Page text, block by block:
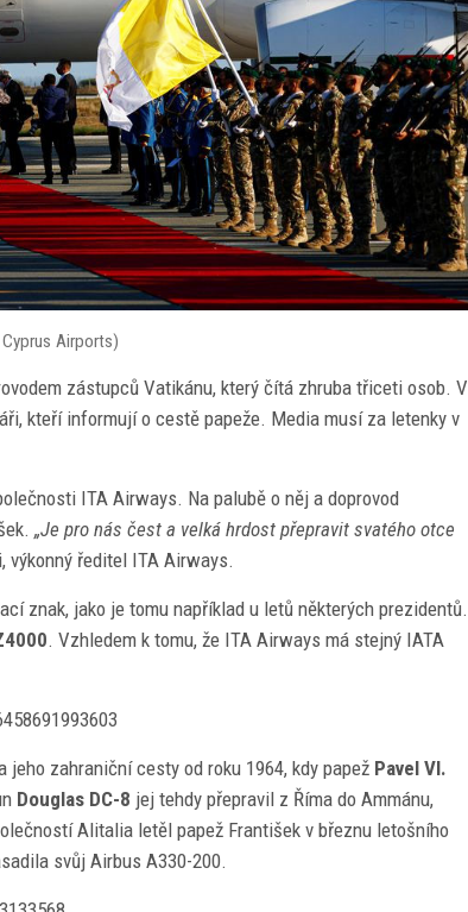
Airports)
zástupců Vatikánu, který čítá zhruba třiceti osob. V
kteří informují o cestě papeže. Media musí za letenky v
ITA Airways. Na palubě o něj a doprovod
„Je pro nás čest a velká hrdost přepravit svatého otce
ředitel ITA Airways.
znak, jako je tomu například u letů některých prezidentů.
. Vzhledem k tomu, že ITA Airways má stejný IATA
zahraniční cesty od roku 1964, kdy papež Pavel VI.
Douglas DC-8 jej tehdy přepravil z Říma do Ammánu,
Alitalia letěl papež František v březnu letošního
svůj Airbus A330-200.